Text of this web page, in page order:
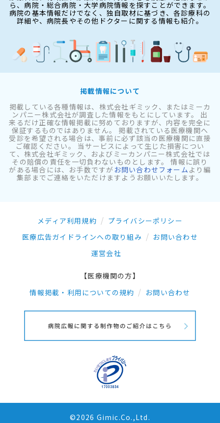
ら、病院・総合病院・大学病院情報を探すことができます。
病院の基本情報だけでなく、独自取材に基づき、各診療科の
詳細や、病院長やその他ドクターに関する情報も紹介。
掲載情報について
掲載している各種情報は、株式会社ギミック、またはミーカ
ンパニー株式会社が調査した情報をもとにしています。 出
来るだけ正確な情報掲載に努めておりますが、内容を完全に
保証するものではありません。 掲載されている医療機関へ
受診を希望される場合は、事前に必ず該当の医療機関に直接
ご確認ください。 当サービスによって生じた損害につい
て、株式会社ギミック、およびミーカンパニー株式会社では
その賠償の責任を一切負わないものとします。 情報に誤り
がある場合には、お手数ですが お問い合わせフォーム より編
集部までご連絡をいただけますようお願いいたします。
メディア利用規約
プライバシーポリシー
医療広告ガイドラインへの取り組み
お問い合わせ
運営会社
【医療機関の方】
情報掲載・利用についての規約
お問い合わせ
©2026 Gimic.Co.,Ltd.